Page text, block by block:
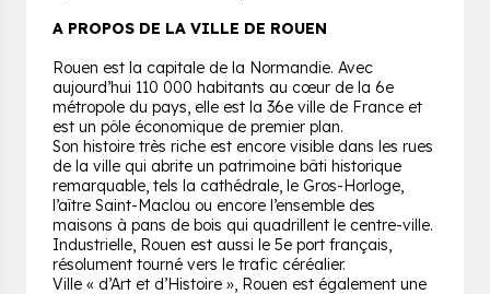
A PROPOS DE LA VILLE DE ROUEN
Rouen est la capitale de la Normandie. Avec
aujourd’hui 110 000 habitants au cœur de la 6e
métropole du pays, elle est la 36e ville de France et
est un pôle économique de premier plan.
Son histoire très riche est encore visible dans les rues
de la ville qui abrite un patrimoine bâti historique
remarquable, tels la cathédrale, le Gros-Horloge,
l’aître Saint-Maclou ou encore l’ensemble des
maisons à pans de bois qui quadrillent le centre-ville.
Industrielle, Rouen est aussi le 5e port français,
résolument tourné vers le trafic céréalier.
Ville « d’Art et d’Histoire », Rouen est également une